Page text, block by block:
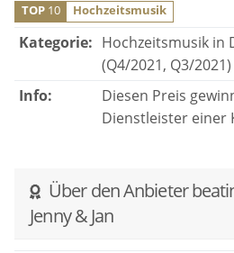
TOP 10 Hochzeitsmusik
Kategorie: Hochzeitsmusik in
(Q4/2021, Q3/2021)
Info:
Diesen Preis
Dienstleister einer
Über den Anbieter
Jenny & Jan